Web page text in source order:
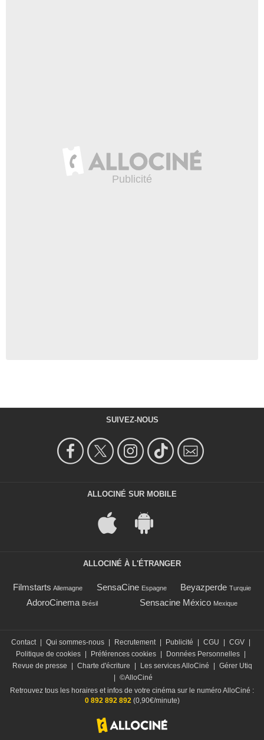
SUIVEZ-NOUS
ALLOCINÉ SUR MOBILE
ALLOCINÉ À L'ÉTRANGER
Filmstarts Allemagne SensaCine Espagne Beyazperde Turquie
AdoroCinema Brésil Sensacine México Mexique
Contact Qui sommes-nous Recrutement Publicité CGU CGV
Politique de cookies
Préférences cookies Données Personnelles
Revue de presse
Charte d'écriture Les services AlloCiné
Gérer Utiq
©AlloCiné
Retrouvez tous les horaires et infos de votre cinéma sur le numéro AlloCiné :
0 892 892 892(0,90€/minute)